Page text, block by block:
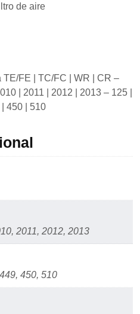
de aire
FE | TC/FC | WR | CR –
| 2011 | 2012 | 2013 – 125 |
450 | 510
2011, 2012, 2013
450, 510